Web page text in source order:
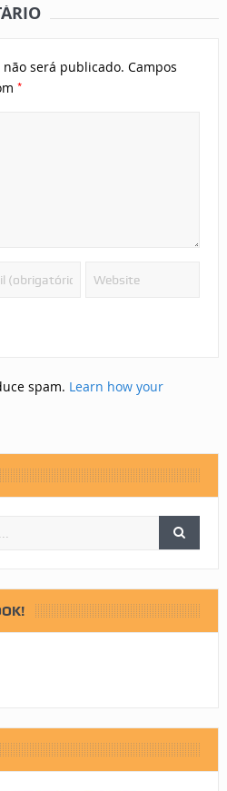
será publicado. Campos
*
spam. Learn how your